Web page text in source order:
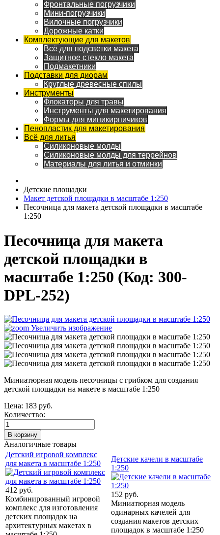
Фронтальные погрузчики
Мини-погрузчики
Вилочные погрузчики
Дорожные катки
Комплектующие для макетов
Всё для подсветки макета
Защитное стекло макета
Подмакетники
Подставки для диорам
Круглые древесные спилы
Инструменты
Флокаторы для травы
Инструменты для макетирования
Формы для миникирпичиков
Пенопластик для макетирования
Всё для литья
Силиконовые молды
Силиконовые молды для террейнов
Материалы для литья и отминки
Детские площадки
Макет детской площадки в масштабе 1:250
Песочница для макета детской площадки в масштабе
1:250
Песочница для макета
детской площадки в
масштабе 1:250 (Код: 300-
DPL-252)
Увеличить изображение
Миниатюрная модель песочницы с грибком для создания
детской площадки на макете в масштабе 1:250
Цена: 183 руб.
Количество:
Аналогичные товары
Детский игровой комплекс
для макета в масштабе 1:250
412 руб.
Комбинированный игровой
комплекс для изготовления
детских площадок на
архитектурных макетах в
Детские качели в масштабе
1:250
152 руб.
Миниатюрная модель
одинарных качелей для
создания макетов детских
площадок в масштабе 1:250